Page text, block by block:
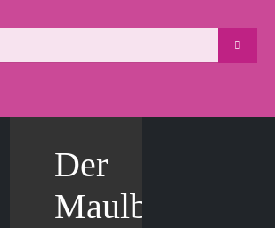
Der
Maulbär